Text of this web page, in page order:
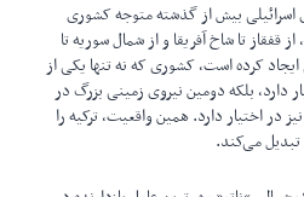
اسرائیلی بیش از گذشته متوجه کشوری
قفقاز تا شاخ آفریقا و از شمال سوریه تا
کرده است, کشوری که نه تنها یکی از
دارد، بلکه دومین نیروی زمینی بزرگ در
در اختیار دارد. همین واقعیت، ترکیه را
تبدیل می‌کند.